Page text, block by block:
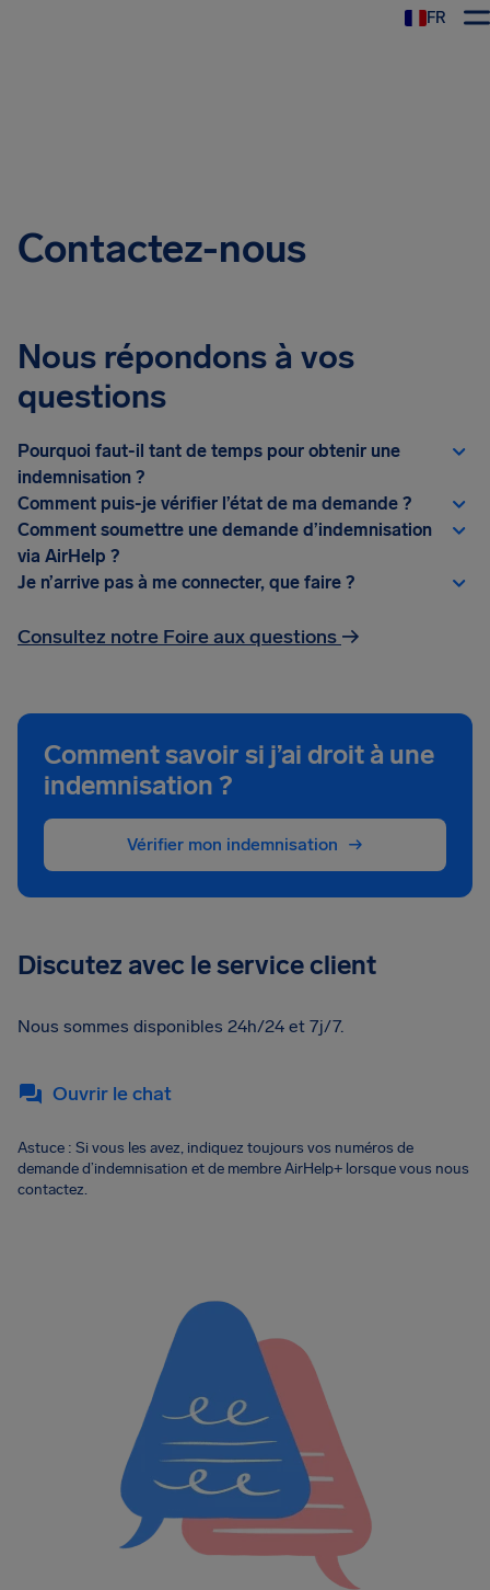
FR
Contactez-nous
Nous répondons à vos
questions
Pourquoi faut-il tant de temps pour obtenir une
indemnisation ?
Comment puis-je vérifier l’état de ma demande ?
Comment soumettre une demande d’indemnisation
via AirHelp ?
Je n’arrive pas à me connecter, que faire ?
Consultez notre Foire aux questions →
Comment savoir si j’ai droit à une
indemnisation ?
Vérifier mon indemnisation
Discutez avec le service client
Nous sommes disponibles 24h/24 et 7j/7.
Ouvrir le chat
Astuce : Si vous les avez, indiquez toujours vos numéros de
demande d’indemnisation et de membre AirHelp+ lorsque vous nous
contactez.